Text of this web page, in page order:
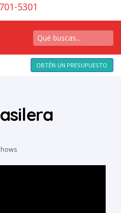
5301
OBTÉN UN PRESUPUESTO